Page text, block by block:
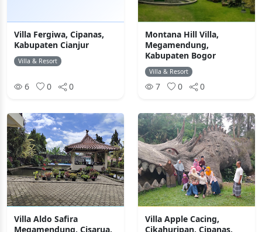
Villa Fergiwa, Cipanas,
Kabupaten Cianjur
Villa & Resort
6 0 0
Montana Hill Villa,
Megamendung,
Kabupaten Bogor
Villa & Resort
7 0 0
Villa Aldo Safira
Megamendung, Cisarua,
Villa Apple Cacing,
Cikahuripan, Cipanas,